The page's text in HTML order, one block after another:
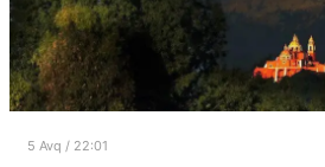
5 Avq / 22:01